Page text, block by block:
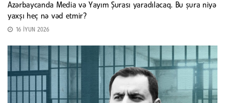
Azərbaycanda Media və Yayım Şurası yaradılacaq. Bu şura niyə
yaxşı heç nə vəd etmir?
16 İYUN 2026